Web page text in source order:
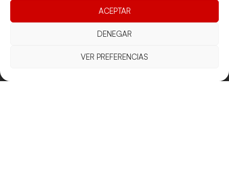
ACEPTAR
DENEGAR
VER PREFERENCIAS
Presidència
Competiciones
Competiciones
Vólei neu
Funcionament
Transparència
Eleccions